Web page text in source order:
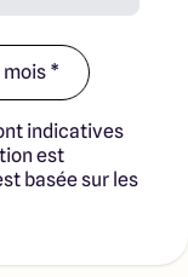
modèle est
et
options de
Le prix
la construction
de terrains
de nos
et autorisation
neuve avec
sont soit des
mois *
indicatives
est
basée sur les